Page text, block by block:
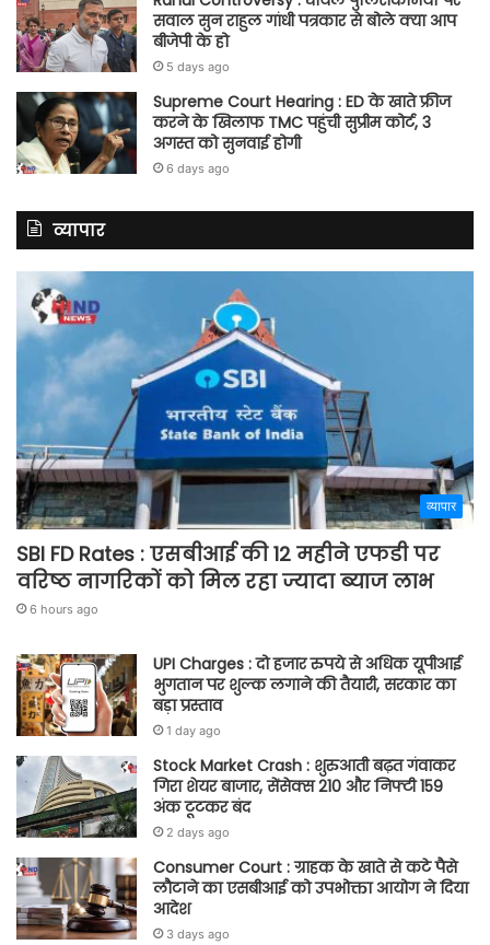
सवाल सुन राहुल गांधी पत्रकार से बोले क्या आप
बीजेपी के हो
5 days ago
Supreme Court Hearing : ED के खाते फ्रीज
करने के खिलाफ TMC पहुंची सुप्रीम कोर्ट, 3
अगस्त को सुनवाई होगी
6 days ago
व्यापार
व्यापार
SBI FD Rates : एसबीआई की 12 महीने एफडी पर
वरिष्ठ नागरिकों को मिल रहा ज्यादा ब्याज लाभ
6 hours ago
UPI Charges : दो हजार रुपये से अधिक यूपीआई
भुगतान पर शुल्क लगाने की तैयारी, सरकार का
बड़ा प्रस्ताव
1 day ago
Stock Market Crash : शुरुआती बढ़त गंवाकर
गिरा शेयर बाजार, सेंसेक्स 210 और निफ्टी 159
अंक टूटकर बंद
2 days ago
Consumer Court : ग्राहक के खाते से कटे पैसे
लौटाने का एसबीआई को उपभोक्ता आयोग ने दिया
आदेश
3 days ago